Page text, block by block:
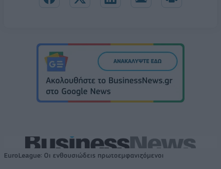
EuroLeague: Οι ενθουσιώδεις πρωτοεμφανιζόμενοι